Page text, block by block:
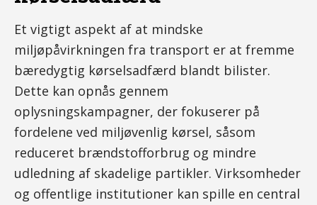
Et vigtigt aspekt af at mindske
miljøpåvirkningen fra transport er at fremme
bæredygtig kørselsadfærd blandt bilister.
Dette kan opnås gennem
oplysningskampagner, der fokuserer på
fordelene ved miljøvenlig kørsel, såsom
reduceret brændstofforbrug og mindre
udledning af skadelige partikler. Virksomheder
og offentlige institutioner kan spille en central